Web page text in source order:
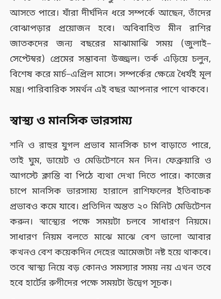
আসতে পারে। যাঁরা দীর্ঘদিন ধরে সম্পর্কে আছেন, তাঁদের
বোঝাপড়ার প্রয়োজন হবে। অবিবাহিত মীন রাশির
জাতকদের জন্য বছরের মাঝামাঝি সময় (জুলাই–
সেপ্টেম্বর) প্রেমের সম্ভাবনা উজ্জ্বল। তর্ক এড়িয়ে চলুন,
বিশেষ করে মার্চ–এপ্রিল মাসে। সম্পর্কের ক্ষেত্রে ধৈর্যই মূল
মন্ত্র। পারিবারিক সমর্থন এই বছর আপনার পাশে থাকবে।
স্বাস্থ্য ও মানসিক ভারসাম্য
শনি ও রাহুর যুগল প্রভাব মানসিক চাপ বাড়াতে পারে,
তাই ঘুম, ডায়েট ও মেডিটেশনে মন দিন। ফেব্রুয়ারি ও
আগস্টে ক্লান্তি বা পিঠে ব্যথা দেখা দিতে পারে। কাজের
চাপে মানসিক ভারসাম্য হারালে রাশিফলের ইতিবাচক
প্রভাবও কমে যাবে। প্রতিদিন অন্তত ২০ মিনিট মেডিটেশন
করুন। স্বাস্থ্যের পক্ষে সময়টা চলবে সাধারণ নিয়মে।
সাধারণ নিয়ম বলতে মাঝে মাঝে বেশ ভালো আবার
কখনও বেশ কয়েকদিন দেহের আমেজটা নষ্ট হয়ে থাকবে।
তবে স্বাস্থ্য নিয়ে বড় কোনও সমস্যার সময় নয় এখন তবে
হবে হার্টের রুগীদের পক্ষে সময়টা উদ্বেগ সূচক।